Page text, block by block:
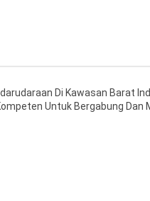
Di Kawasan Barat
Untuk Bergabung Dan